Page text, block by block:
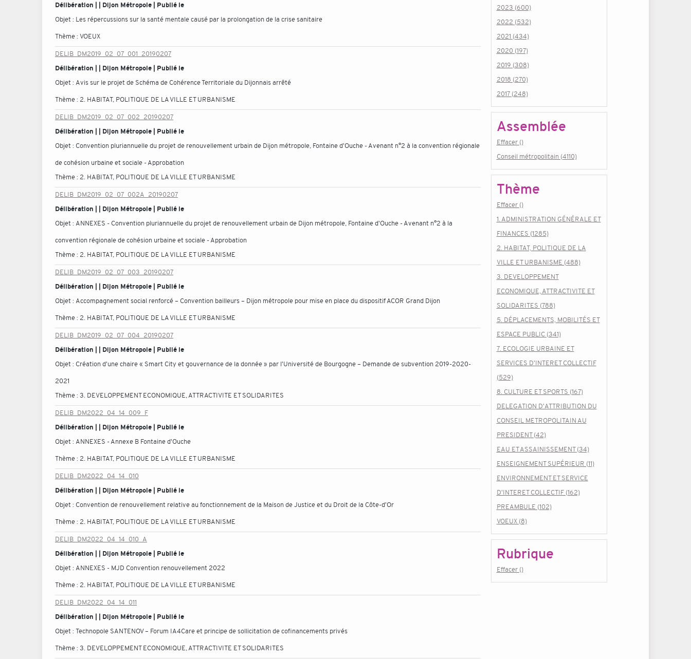
Délibération | | Dijon Métropole | Publié le
Objet : Les répercussions sur la santé mentale causé par la prolongation de la crise sanitaire
Thème :VOEUX
DELIB_DM2019_02_07_001_20190207
Délibération | | Dijon Métropole | Publié le
Objet : Avis sur le projet de Schéma de Cohérence Territoriale du Dijonnais arrêté
Thème : 2. HABITAT, POLITIQUE DE LA VILLE ET URBANISME
DELIB_DM2019_02_07_002_20190207
Délibération | | Dijon Métropole | Publié le
Objet : Convention pluriannuelle du projet de renouvellement urbain de Dijon métropole, Fontaine d'Ouche - Avenant n°2 à la convention régionale
de cohésion urbaine et sociale - Approbation
Thème : 2. HABITAT, POLITIQUE DE LA VILLE ET URBANISME
DELIB_DM2019_02_07_002A_20190207
Délibération | | Dijon Métropole | Publié le
Objet : ANNEXES - Convention pluriannuelle du projet de renouvellement urbain de Dijon métropole, Fontaine d'Ouche - Avenant n°2 à la
convention régionale de cohésion urbaine et sociale - Approbation
Thème : 2. HABITAT, POLITIQUE DE LA VILLE ET URBANISME
DELIB_DM2019_02_07_003_20190207
Délibération | | Dijon Métropole | Publié le
Objet : Accompagnement social renforcé – Convention bailleurs – Dijon métropole pour mise en place du dispositif ACOR Grand Dijon
Thème : 2. HABITAT, POLITIQUE DE LA VILLE ET URBANISME
DELIB_DM2019_02_07_004_20190207
Délibération | | Dijon Métropole | Publié le
Objet : Création d'une chaire « Smart City et gouvernance de la donnée » par l'Université de Bourgogne – Demande de subvention 2019-2020-
2021
Thème :3. DEVELOPPEMENT ECONOMIQUE, ATTRACTIVITE ET SOLIDARITES
DELIB_DM2022_04_14_009_F
Délibération | | Dijon Métropole | Publié le
Objet : ANNEXES - Annexe B Fontaine d'Ouche
Thème : 2. HABITAT, POLITIQUE DE LA VILLE ET URBANISME
DELIB_DM2022_04_14_010
Délibération | | Dijon Métropole | Publié le
Objet : Convention de renouvellement relative au fonctionnement de la Maison de Justice et du Droit de la Côte-d'Or
Thème : 2. HABITAT, POLITIQUE DE LA VILLE ET URBANISME
DELIB_DM2022_04_14_010_A
Délibération | | Dijon Métropole | Publié le
Objet : ANNEXES - MJD Convention renouvellement 2022
Thème : 2. HABITAT, POLITIQUE DE LA VILLE ET URBANISME
DELIB_DM2022_04_14_011
Délibération | | Dijon Métropole | Publié le
Objet :Technopole SANTENOV – Forum IA4Care et principe de sollicitation de cofinancements privés
Thème :3. DEVELOPPEMENT ECONOMIQUE, ATTRACTIVITE ET SOLIDARITES
2023 (600)
2022 (532)
2021 (434)
2020 (197)
2019 (308)
2018 (270)
2017 (248)
Assemblée
Effacer ()
Conseil métropolitain (4110)
Thème
Effacer ()
1. ADMINISTRATION GÉNÉRALE ET
FINANCES (1285)
2. HABITAT, POLITIQUE DE LA
VILLE ET URBANISME (488)
3. DEVELOPPEMENT
ECONOMIQUE, ATTRACTIVITE ET
SOLIDARITES (788)
5. DÉPLACEMENTS, MOBILITÉS ET
ESPACE PUBLIC (341)
7. ECOLOGIE URBAINE ET
SERVICES D'INTERET COLLECTIF
(529)
8. CULTURE ET SPORTS (167)
DELEGATION D'ATTRIBUTION DU
CONSEIL METROPOLITAIN AU
PRESIDENT (42)
EAU ET ASSAINISSEMENT (34)
ENSEIGNEMENT SUPÉRIEUR (11)
ENVIRONNEMENT ET SERVICE
D'INTERET COLLECTIF (162)
PREAMBULE (102)
VOEUX (8)
Rubrique
Effacer ()